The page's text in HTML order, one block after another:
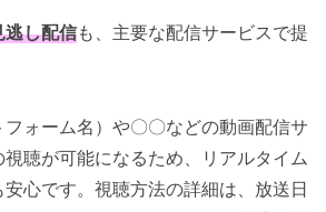
逃し配信も、主要な配信サービスで提
ォーム名）や〇〇などの動画配信サ
聴が可能になるため、リアルタイム
心です。視聴方法の詳細は、放送日